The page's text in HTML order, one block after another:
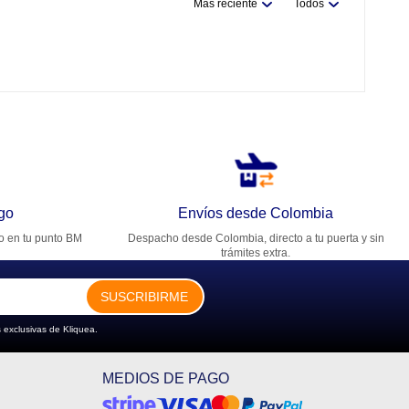
Más reciente Todos
en tu punto BM
Envíos desde Colombia
Despacho desde Colombia, directo a tu puerta y sin
trámites extra.
SUSCRIBIRME
de Kliquea.
MEDIOS DE PAGO